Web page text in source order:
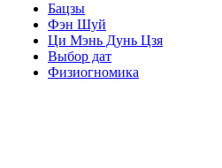
Бацзы
Фэн Шуй
Ци Мэнь Дунь Цзя
Выбор дат
Физиогномика